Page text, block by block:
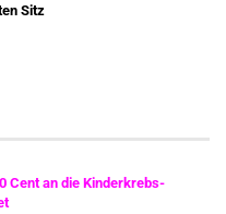
Sitz
Cent an die Kinderkrebs-